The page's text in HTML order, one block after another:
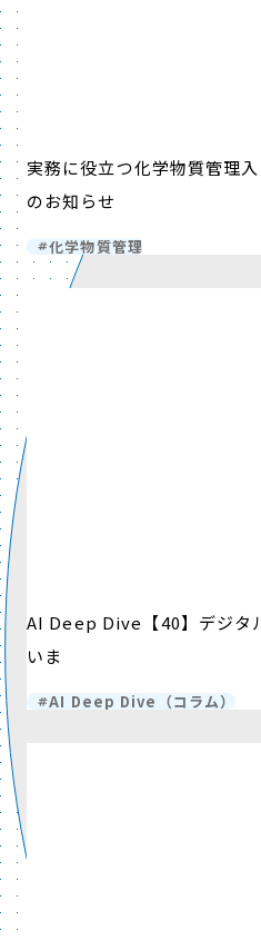
実務に役立つ化学物質管理
のお知らせ
化学物質管理
AI Deep Dive【40】デジタ
いま
AI Deep Dive（コラム）